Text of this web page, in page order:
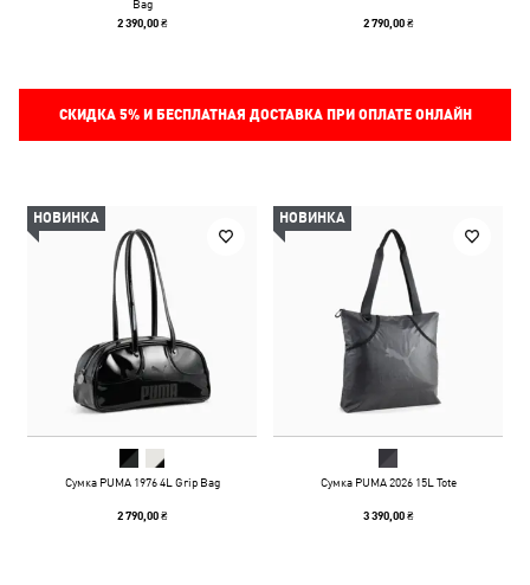
Bag
2 390,00 ₴ 2 790,00 ₴
СКИДКА 5%И БЕСПЛАТНАЯ ДОСТАВКА ПРИ ОПЛАТЕ ОНЛАЙН
НОВИНКА
Сумка PUMA 1976 4L Grip Bag
2 790,00 ₴
НОВИНКА
Сумка PUMA 2026 15L Tote
3 390,00 ₴